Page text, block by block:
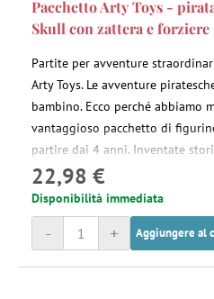
Pacchetto Arty Toys -
Skull con zattera e forziere
Partite per avventure
Arty Toys. Le avventure
bambino. Ecco perché abbiamo
vantaggioso pacchetto di
partire dai 4 anni. Inventate
collezione di pirati Arty Toys.
22,98 €
Disponibilità immediata
+
- Aggiungere al